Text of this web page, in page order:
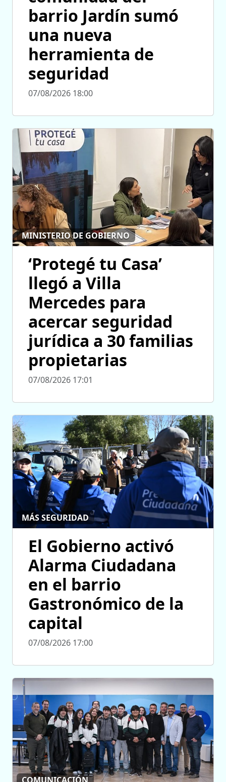
barrio Jardín sumó
una nueva
herramienta de
seguridad
07/08/2026 18:00
MINISTERIO DE GOBIERNO
‘Protegé tu Casa’
llegó a Villa
Mercedes para
acercar seguridad
jurídica a 30 familias
propietarias
07/08/2026 17:01
MÁS SEGURIDAD
El Gobierno activó
Alarma Ciudadana
en el barrio
Gastronómico de la
capital
07/08/2026 17:00